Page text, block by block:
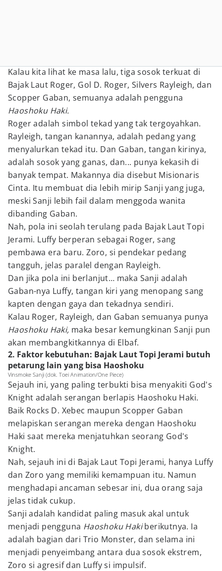
Kalau kita lihat ke masa lalu, tiga sosok terkuat di
Bajak Laut Roger, Gol D. Roger, Silvers Rayleigh, dan
Scopper Gaban, semuanya adalah pengguna
Haoshoku Haki.
Roger adalah simbol tekad yang tak tergoyahkan.
Rayleigh, tangan kanannya, adalah pedang yang
menyalurkan tekad itu. Dan Gaban, tangan kirinya,
adalah sosok yang ganas, dan... punya kekasih di
banyak tempat. Makannya dia disebut Misionaris
Cinta. Itu membuat dia lebih mirip Sanji yang juga,
meski Sanji lebih fail dalam menggoda wanita
dibanding Gaban.
Nah, pola ini seolah terulang pada Bajak Laut Topi
Jerami. Luffy berperan sebagai Roger, sang
pembawa era baru. Zoro, si pendekar pedang
tangguh, jelas paralel dengan Rayleigh.
Dan jika pola ini berlanjut… maka Sanji adalah
Gaban-nya Luffy, tangan kiri yang menopang sang
kapten dengan gaya dan tekadnya sendiri.
Kalau Roger, Rayleigh, dan Gaban semuanya punya
Haoshoku Haki, maka besar kemungkinan Sanji pun
akan membangkitkannya di Elbaf.
2. Faktor kebutuhan: Bajak Laut Topi Jerami butuh
petarung lain yang bisa Haoshoku
Vinsmoke Sanji (dok. Toei Animation/One Piece)
Sejauh ini, yang paling terbukti bisa menyakiti God's
Knight adalah serangan berlapis Haoshoku Haki.
Baik Rocks D. Xebec maupun Scopper Gaban
melapiskan serangan mereka dengan Haoshoku
Haki saat mereka menjatuhkan seorang God's
Knight.
Nah, sejauh ini di Bajak Laut Topi Jerami, hanya Luffy
dan Zoro yang memiliki kemampuan itu. Namun
menghadapi ancaman sebesar ini, dua orang saja
jelas tidak cukup.
Sanji adalah kandidat paling masuk akal untuk
menjadi pengguna Haoshoku Hakiberikutnya. Ia
adalah bagian dari Trio Monster, dan selama ini
menjadi penyeimbang antara dua sosok ekstrem,
Zoro si agresif dan Luffy si impulsif.